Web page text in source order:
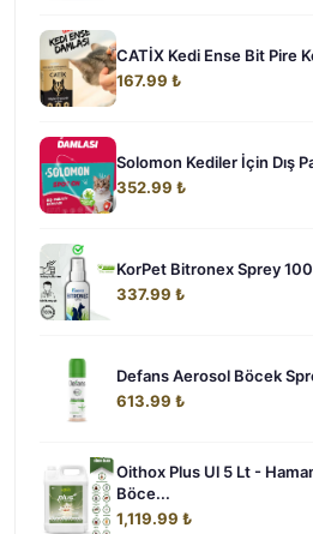
CATİX Kedi Ense Bit Pire
167.99 ₺
Solomon Kediler İçin Dış
352.99 ₺
KorPet Bitronex Sprey
337.99 ₺
Defans Aerosol Böcek
613.99 ₺
Oithox Plus Ul 5 Lt -
Böce...
1,119.99 ₺